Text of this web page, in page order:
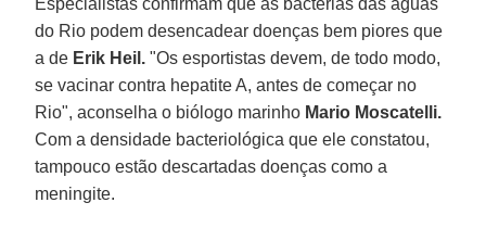
do Rio podem desencadear doenças bem piores que
a de Erik Heil. "Os esportistas devem, de todo modo,
se vacinar contra hepatite A, antes de começar no
Rio", aconselha o biólogo marinho Mario Moscatelli.
Com a densidade bacteriológica que ele constatou,
tampouco estão descartadas doenças como a
meningite.